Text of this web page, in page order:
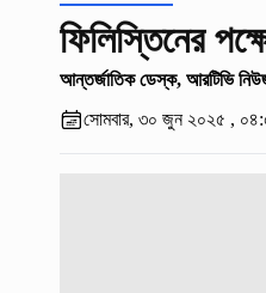
ফিলিস্তিনের
আন্তর্জাতিক ডেস্ক, আরটিভি
সোমবার, ৩০ জুন ২০২৫ ,